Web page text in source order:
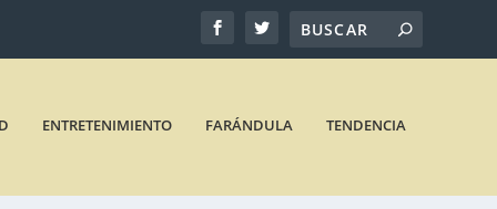
ENTRETENIMIENTO FARÁNDULA TENDENCIA